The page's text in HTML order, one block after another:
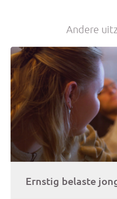
Andere
Ernstig belaste